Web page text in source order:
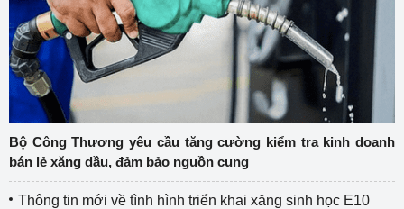
Bộ Công Thương yêu cầu tăng cường kiểm tra kinh doanh
bán lẻ xăng dầu, đảm bảo nguồn cung
Thông tin mới về tình hình triển khai xăng sinh học E10